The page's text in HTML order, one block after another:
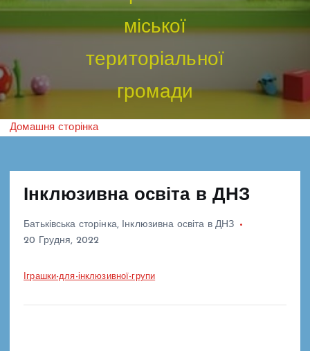
міської
територіальної
громади
Домашня сторінка
Інклюзивна освіта в ДНЗ
Батьківська сторінка, Інклюзивна освіта в ДНЗ
20 Грудня, 2022
Іграшки-для-інклюзивної-групи